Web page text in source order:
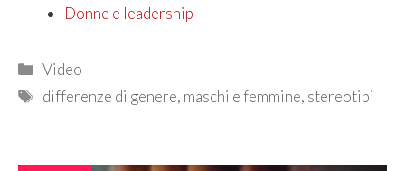
Donne e leadership
Categories
Video
Tags
differenze di genere, maschi e femmine, stereotipi